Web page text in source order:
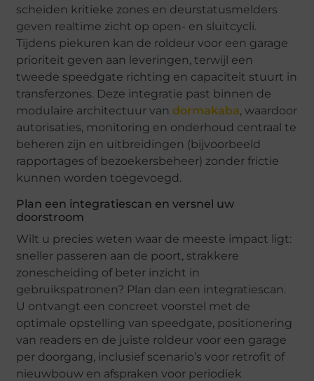
scheiden kritieke zones en deurstatusmelders
geven realtime zicht op open- en sluitcycli.
Tijdens piekuren kan de roldeur voor een garage
prioriteit geven aan leveringen, terwijl een
tweede speedgate richting en capaciteit stuurt in
transferzones. Deze integratie past binnen de
modulaire architectuur vandormakaba, waardoor
autorisaties, monitoring en onderhoud centraal te
beheren zijn en uitbreidingen (bijvoorbeeld
rapportages of bezoekersbeheer) zonder frictie
kunnen worden toegevoegd.
Plan een integratiescan en versnel uw
doorstroom
Wilt u precies weten waar de meeste impact ligt:
sneller passeren aan de poort, strakkere
zonescheiding of beter inzicht in
gebruikspatronen? Plan dan een integratiescan.
U ontvangt een concreet voorstel met de
optimale opstelling van speedgate, positionering
van readers en de juiste roldeur voor een garage
per doorgang, inclusief scenario’s voor retrofit of
nieuwbouw en afspraken voor periodiek